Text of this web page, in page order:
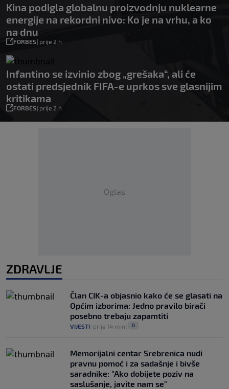
Kina podigla globalnu proizvodnju nuklearne
energije na rekordni nivo: Ko je na vrhu, a ko
na dnu
FORBES| prije 2 h
Infantino se izvinio zbog „grešaka“, ali će
ostati predsjednik FIFA-e uprkos sve glasnijim
kritikama
FORBES| prije 2 h
Oglas
ZDRAVLJE
Član CIK-a objasnio kako će se glasati na
Općim izborima: Jedno pravilo birači
posebno trebaju zapamtiti
VIJESTI prije 14 min 0
Memorijalni centar Srebrenica nudi
pravnu pomoć i za sadašnje i bivše
saradnike: "Ako dobijete poziv na
saslušanje, javite nam se"